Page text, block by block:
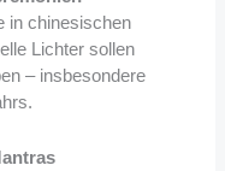
in chinesischen
Lichter sollen
– insbesondere